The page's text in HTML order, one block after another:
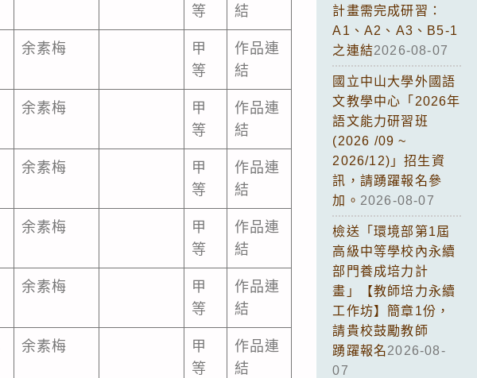
等
結
余素梅
甲
等
作品連
結
余素梅
甲
等
作品連
結
余素梅
甲
等
作品連
結
余素梅
甲
等
作品連
結
余素梅
甲
等
作品連
結
余素梅
甲
等
作品連
結
計畫需完成研習：
A1、A2、A3、B5-1
之連結2026-08-07
國立中山大學外國語
文教學中心「2026年
語文能力研習班
(2026 /09 ~
2026/12)」招生資
訊，請踴躍報名參
加。 2026-08-07
檢送「環境部第1屆
高級中等學校內永續
部門養成培力計
畫」【教師培力永續
工作坊】簡章1份，
請貴校鼓勵教師
踴躍報名2026-08-
07